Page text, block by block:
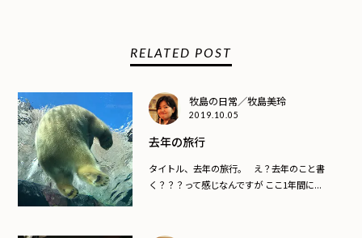
RELATED POST
牧島の日常／牧島美玲
2019.10.05
去年の旅行
タイトル、去年の旅行。 え？去年のこと書
く？？？って感じなんですが ここ1年間に...